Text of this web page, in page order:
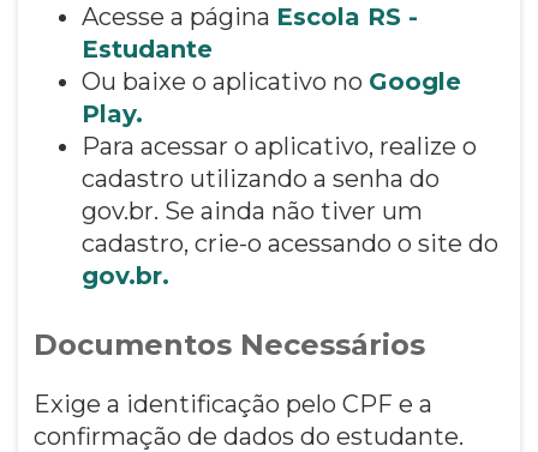
Acesse a página Escola RS -
Estudante
Ou baixe o aplicativo no Google
Play.
Para acessar o aplicativo, realize o
cadastro utilizando a senha do
gov.br. Se ainda não tiver um
cadastro, crie-o acessando o site do
gov.br.
Documentos Necessários
Exige a identificação pelo CPF e a
confirmação de dados do estudante.